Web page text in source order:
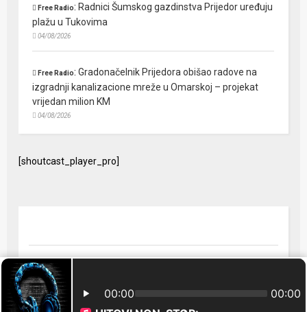
Free Radio: Radnici Šumskog gazdinstva Prijedor uređuju
plažu u Tukovima
04/08/2026
Free Radio:Gradonačelnik Prijedora obišao radove na
izgradnji kanalizacione mreže u Omarskoj – projekat
vrijedan milion KM
04/08/2026
[shoutcast_player_pro]
© 2024 Free Radio Prijedor. Sva prava zaštićena Designed by